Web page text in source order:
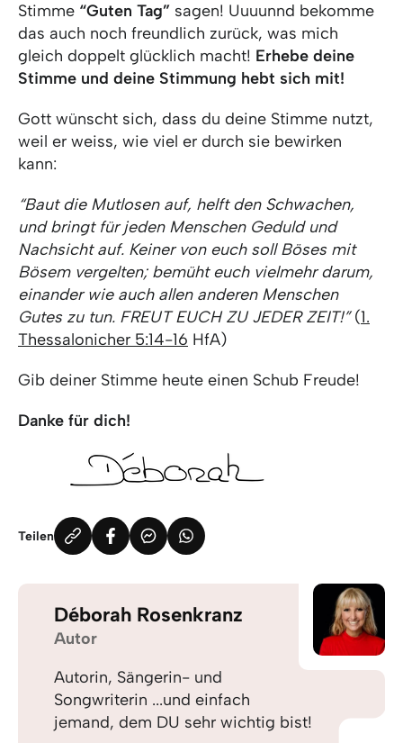
Stimme “Guten Tag” sagen! Uuuunnd bekomme
das auch noch freundlich zurück, was mich
gleich doppelt glücklich macht! Erhebe deine
Stimme und deine Stimmung hebt sich mit!
Gott wünscht sich, dass du deine Stimme nutzt,
weil er weiss, wie viel er durch sie bewirken
kann:
“Baut die Mutlosen auf, helft den Schwachen,
und bringt für jeden Menschen Geduld und
Nachsicht auf. Keiner von euch soll Böses mit
Bösem vergelten; bemüht euch vielmehr darum,
einander wie auch allen anderen Menschen
Gutes zu tun. FREUT EUCH ZU JEDER ZEIT!”(1.
Thessalonicher 5:14-16 HfA)
Gib deiner Stimme heute einen Schub Freude!
Danke für dich!
Teilen
Déborah Rosenkranz
Autor
Autorin, Sängerin- und
Songwriterin ...und einfach
jemand, dem DU sehr wichtig bist!